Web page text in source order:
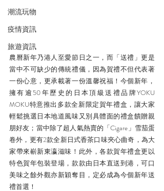
潮流玩物
疫情資訊
旅遊資訊
農曆新年乃港人至愛節日之一，而「送禮」更是
當中不可缺少的傳統禮儀，因為賀禮不但代表著
一份心意，更承載著一份溫馨祝福！今個新年，
擁有逾50年歷史的日本頂級送禮品牌YOKU
MOKU特意推出多款全新限定賀年禮盒，讓大家
輕鬆挑選日本地道風味又別具體面的禮盒饋贈親
朋好友；當中除了超人氣熱賣的「Cigare」雪茄蛋
卷外，更有2款全新日式香茶口味夾心曲奇，為大
家帶來嶄新東瀛滋味！此外，各款賀年禮盒更以
特色賀年包裝登場，款款由日本直送到港，可口
美味之餘外觀亦新穎奪目，定必成為今個新年送
禮首選！